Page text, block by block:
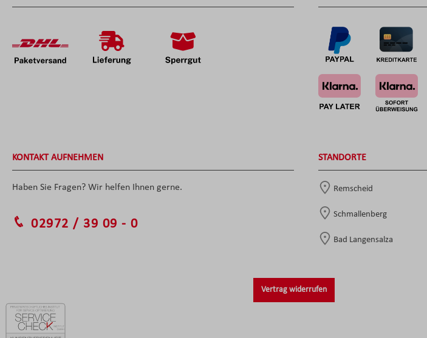
KONTAKT AUFNEHMEN
Haben Sie Fragen? Wir helfen Ihnen gerne.
02972 / 39 09 - 0
Vertrag widerrufen
STANDORTE
Remscheid
Schmallenberg
Bad Langensalza